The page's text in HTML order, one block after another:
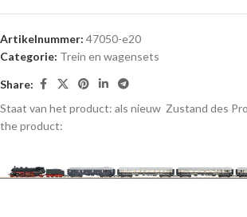
Artikelnummer: 47050-e20
Categorie: Trein en wagensets
Share:
Staat van het product: als nieuw Zustand des
the product: